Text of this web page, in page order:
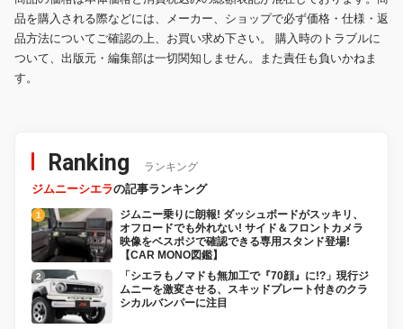
品を購入される際などには、メーカー、ショップで必ず価格・仕様・返
品方法についてご確認の上、お買い求め下さい。 購入時のトラブルに
ついて、出版元・編集部は一切関知しません。また責任も負いかねま
す。
Ranking ランキング
ジムニーシエラの記事ランキング
ジムニー乗りに朗報! ダッシュボードがスッキリ、
オフロードでも外れない! サイド＆フロントカメラ
映像をベスポジで確認できる専用スタンド登場!
【CAR MONO図鑑】
「シエラもノマドも無加工で『70顔』に!?」現行ジ
ムニーを激変させる、スキッドプレート付きのクラ
シカルバンパーに注目